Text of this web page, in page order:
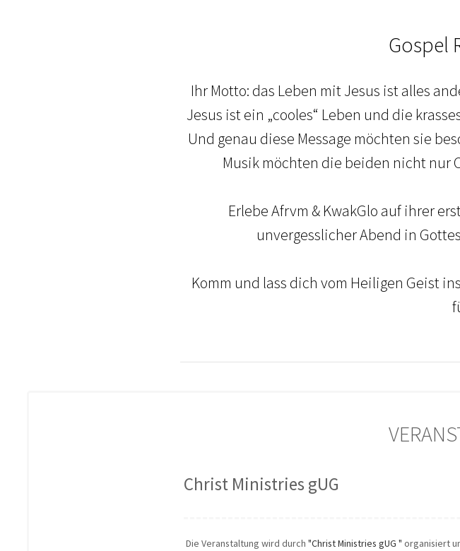
Gospel
Ihr Motto: das Leben mit Jesus ist alles
Jesus ist ein „cooles“ Leben und die
Und genau diese Message möchten sie
Musik möchten die beiden nicht nur
Erlebe Afrvm & KwakGlo auf ihrer
unvergesslicher Abend in
Komm und lass dich vom Heiligen Geist
Christ Ministries gUG
Die Veranstaltung wird durch"Christ Ministries gUG " organisiert